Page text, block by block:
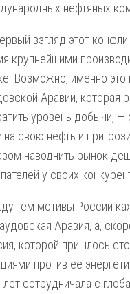
нефтяных
взгляд этот
крупнейшими
Возможно, именно
Аравии, которая
уровень добычи, —
на свою нефть и
наводнить рынок
у своих
тем мотивы России
Аравия, а,
которой пришлось
против ее
лет сотрудничала с